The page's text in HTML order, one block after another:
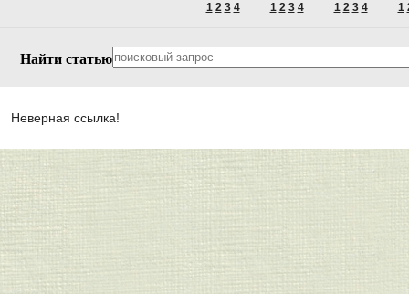
1 2 3 4
1 2 3 4
1 2 3 4
1
Найти статью
Неверная ссылка!